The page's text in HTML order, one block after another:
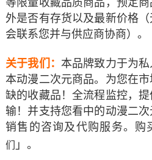
外是否有存货以及最新价格
会联系您并与供应商协商）。
关于我们： 本品牌致力于为
本动漫二次元商品。为您在
缺的收藏品！全流程监控，
输！并支持您看中的动漫二次
销售的咨询及代购服务。购
们
」 。